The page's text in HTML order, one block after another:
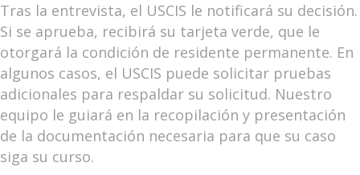
Tras la entrevista, el USCIS le notificará su decisión.
Si se aprueba, recibirá su tarjeta verde, que le
otorgará la condición de residente permanente. En
algunos casos, el USCIS puede solicitar pruebas
adicionales para respaldar su solicitud. Nuestro
equipo le guiará en la recopilación y presentación
de la documentación necesaria para que su caso
siga su curso.